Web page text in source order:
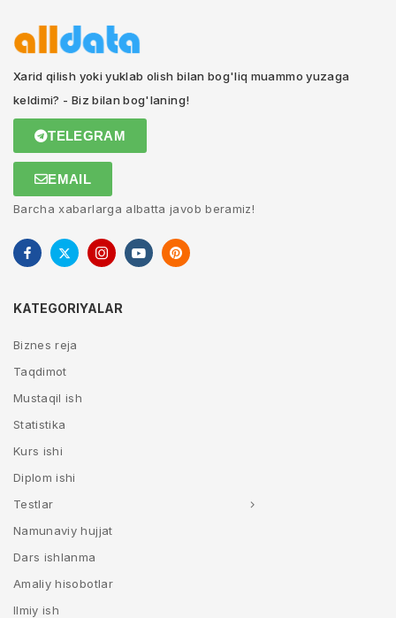
Xarid qilish yoki yuklab olish bilan bog'liq muammo yuzaga
keldimi? - Biz bilan bog'laning!
TELEGRAM
EMAIL
Barcha xabarlarga albatta javob beramiz!
KATEGORIYALAR
Biznes reja
Taqdimot
Mustaqil ish
Statistika
Kurs ishi
Diplom ishi
Testlar
Namunaviy hujjat
Dars ishlanma
Amaliy hisobotlar
Ilmiy ish